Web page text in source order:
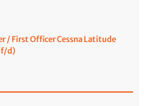
/ First Officer Cessna Latitude
f/d)